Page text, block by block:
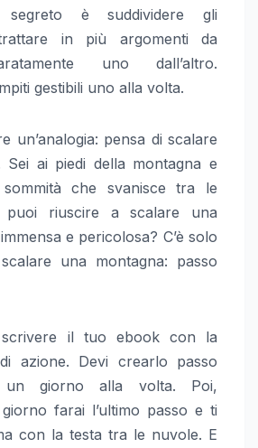
segreto è suddividere gli
in più argomenti da
uno dall’altro.
gestibili uno alla volta.
un’analogia: pensa di scalare
Sei ai piedi della montagna e
che svanisce tra le
puoi riuscire a scalare una
e pericolosa? C’è solo
una montagna: passo
il tuo ebook con la
azione. Devi crearlo passo
un giorno alla volta. Poi,
farai l’ultimo passo e ti
con la testa tra le nuvole. E